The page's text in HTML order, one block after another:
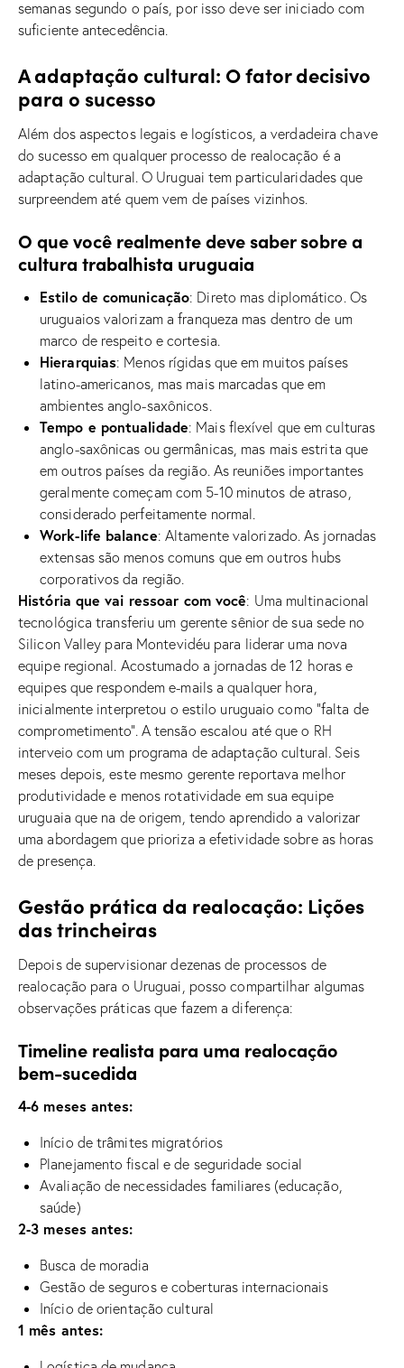
semanas segundo o país, por isso deve ser iniciado com
suficiente antecedência.
A adaptação cultural: O fator decisivo
para o sucesso
Além dos aspectos legais e logísticos, a verdadeira chave
do sucesso em qualquer processo de realocação é a
adaptação cultural. O Uruguai tem particularidades que
surpreendem até quem vem de países vizinhos.
O que você realmente deve saber sobre a
cultura trabalhista uruguaia
Estilo de comunicação: Direto mas diplomático. Os
uruguaios valorizam a franqueza mas dentro de um
marco de respeito e cortesia.
Hierarquias: Menos rígidas que em muitos países
latino-americanos, mas mais marcadas que em
ambientes anglo-saxônicos.
Tempo e pontualidade: Mais flexível que em culturas
anglo-saxônicas ou germânicas, mas mais estrita que
em outros países da região. As reuniões importantes
geralmente começam com 5-10 minutos de atraso,
considerado perfeitamente normal.
Work-life balance: Altamente valorizado. As jornadas
extensas são menos comuns que em outros hubs
corporativos da região.
História que vai ressoar com você: Uma multinacional
tecnológica transferiu um gerente sênior de sua sede no
Silicon Valley para Montevidéu para liderar uma nova
equipe regional. Acostumado a jornadas de 12 horas e
equipes que respondem e-mails a qualquer hora,
inicialmente interpretou o estilo uruguaio como “falta de
comprometimento”. A tensão escalou até que o RH
interveio com um programa de adaptação cultural. Seis
meses depois, este mesmo gerente reportava melhor
produtividade e menos rotatividade em sua equipe
uruguaia que na de origem, tendo aprendido a valorizar
uma abordagem que prioriza a efetividade sobre as horas
de presença.
Gestão prática da realocação: Lições
das trincheiras
Depois de supervisionar dezenas de processos de
realocação para o Uruguai, posso compartilhar algumas
observações práticas que fazem a diferença:
Timeline realista para uma realocação
bem-sucedida
4-6 meses antes:
Início de trâmites migratórios
Planejamento fiscal e de seguridade social
Avaliação de necessidades familiares (educação,
saúde)
2-3 meses antes:
Busca de moradia
Gestão de seguros e coberturas internacionais
Início de orientação cultural
1 mês antes: